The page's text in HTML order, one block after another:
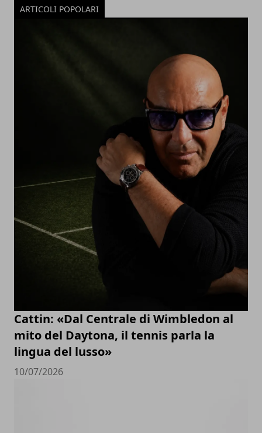
ARTICOLI POPOLARI
Cattin: «Dal Centrale di Wimbledon al
mito del Daytona, il tennis parla la
lingua del lusso»
10/07/2026